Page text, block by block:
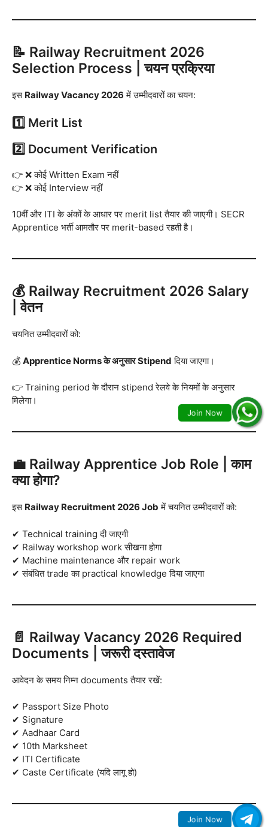
📝 Railway Recruitment 2026
Selection Process | चयन प्रक्रिया
इस Railway Vacancy 2026 में उम्मीदवारों का चयन:
1️⃣ Merit List
2️⃣ Document Verification
👉 ❌ कोई Written Exam नहीं
👉 ❌ कोई Interview नहीं
10वीं और ITI के अंकों के आधार पर merit list तैयार की जाएगी। SECR
Apprentice भर्ती आमतौर पर merit-based रहती है।
💰 Railway Recruitment 2026 Salary
| वेतन
चयनित उम्मीदवारों को:
💰 Apprentice Norms के अनुसार Stipend दिया जाएगा।
👉 Training period के दौरान stipend रेलवे के नियमों के अनुसार
मिलेगा।
💼 Railway Apprentice Job Role | काम
क्या होगा?
इस Railway Recruitment 2026 Job में चयनित उम्मीदवारों को:
✔ Technical training दी जाएगी
✔ Railway workshop work सीखना होगा
✔ Machine maintenance और repair work
✔ संबंधित trade का practical knowledge दिया जाएगा
📄 Railway Vacancy 2026 Required
Documents | जरूरी दस्तावेज
आवेदन के समय निम्न documents तैयार रखें:
✔ Passport Size Photo
✔ Signature
✔ Aadhaar Card
✔ 10th Marksheet
✔ ITI Certificate
✔ Caste Certificate (यदि लागू हो)